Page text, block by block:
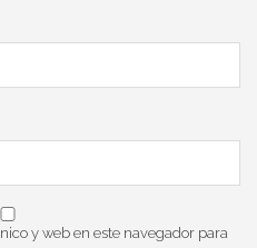
y web en este navegador para